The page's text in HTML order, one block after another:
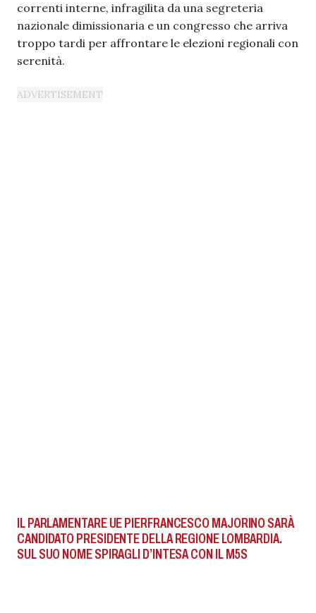
correnti interne, infragilita da una segreteria
nazionale dimissionaria e un congresso che arriva
troppo tardi per affrontare le elezioni regionali con
serenità.
IL PARLAMENTARE UE PIERFRANCESCO MAJORINO SARÀ
CANDIDATO PRESIDENTE DELLA REGIONE LOMBARDIA.
SUL SUO NOME SPIRAGLI D’INTESA CON IL M5S